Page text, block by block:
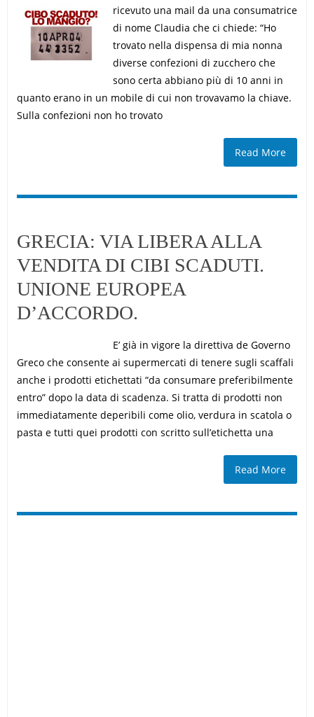
ricevuto una mail da una consumatrice
di nome Claudia che ci chiede: “Ho
trovato nella dispensa di mia nonna
diverse confezioni di zucchero che
sono certa abbiano più di 10 anni in
quanto erano in un mobile di cui non trovavamo la chiave.
Sulla confezioni non ho trovato
Read More
GRECIA: VIA LIBERA ALLA
VENDITA DI CIBI SCADUTI.
UNIONE EUROPEA
D’ACCORDO.
E’ già in vigore la direttiva de Governo
Greco che consente ai supermercati di tenere sugli scaffali
anche i prodotti etichettati “da consumare preferibilmente
entro” dopo la data di scadenza. Si tratta di prodotti non
immediatamente deperibili come olio, verdura in scatola o
pasta e tutti quei prodotti con scritto sull’etichetta una
Read More